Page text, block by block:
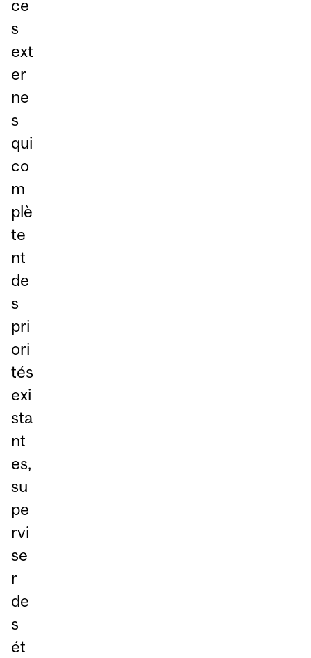
ce
s
ext
er
ne
s
qui
co
m
plè
te
nt
de
s
pri
ori
tés
exi
sta
nt
es,
su
pe
rvi
se
r
de
s
ét